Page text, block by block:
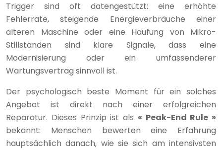
Trigger sind oft datengestützt: eine erhöhte
Fehlerrate, steigende Energieverbräuche einer
älteren Maschine oder eine Häufung von Mikro-
Stillständen sind klare Signale, dass eine
Modernisierung oder ein umfassenderer
Wartungsvertrag sinnvoll ist.
Der psychologisch beste Moment für ein solches
Angebot ist direkt nach einer erfolgreichen
Reparatur. Dieses Prinzip ist als « Peak-End Rule »
bekannt: Menschen bewerten eine Erfahrung
hauptsächlich danach, wie sie sich am intensivsten